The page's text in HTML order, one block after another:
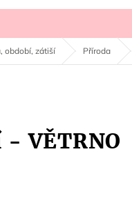
období, zátiší Příroda
VĚTRNO